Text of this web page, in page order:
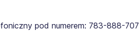
pod numerem: 783-888-707​